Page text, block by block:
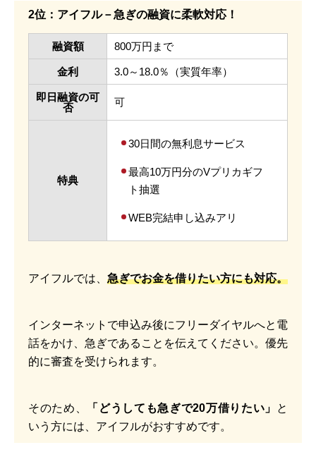
2位：アイフル－急ぎの融資に柔軟対応！
融資額 800万円まで
金利 3.0～18.0％（実質年率）
即日融資の可
否
可
特典
30日間の無利息サービス
最高10万円分のVプリカギフ
ト抽選
WEB完結申し込みアリ
アイフルでは、 急ぎでお金を借りたい方にも対応。
インターネットで申込み後にフリーダイヤルへと電
話をかけ、急ぎであることを伝えてください。優先
的に審査を受けられます。
そのため、 「どうしても急ぎで20万借りたい」
と
いう方には、アイフルがおすすめです。